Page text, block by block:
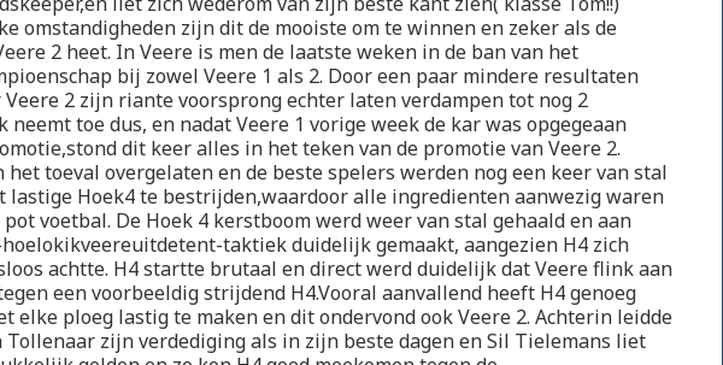
omstandigheden zijn dit de mooiste om te winnen en zeker als de
2 heet. In Veere is men de laatste weken in de ban van het
bij zowel Veere 1 als 2. Door een paar mindere resultaten
2 zijn riante voorsprong echter laten verdampen tot nog 2
neemt toe dus, en nadat Veere 1 vorige week de kar was opgegeaan
dit keer alles in het teken van de promotie van Veere 2.
het toeval overgelaten en de beste spelers werden nog een keer van stal
lastige Hoek4 te bestrijden,waardoor alle ingredienten aanwezig waren
voetbal. De Hoek 4 kerstboom werd weer van stal gehaald en aan
taktiek duidelijk gemaakt, aangezien H4 zich
achtte. H4 startte brutaal en direct werd duidelijk dat Veere flink aan
een voorbeeldig strijdend H4.Vooral aanvallend heeft H4 genoeg
elke ploeg lastig te maken en dit ondervond ook Veere 2. Achterin leidde
zijn verdediging als in zijn beste dagen en Sil Tielemans liet